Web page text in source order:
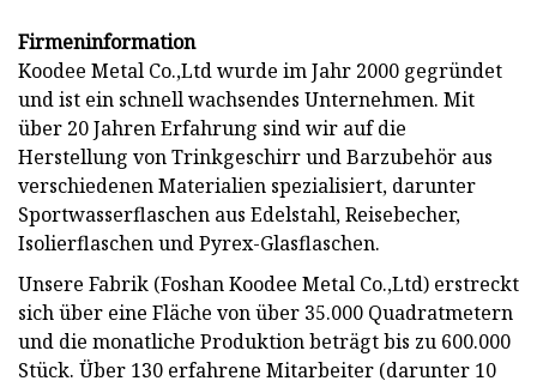
Firmeninformation
Koodee Metal Co.,Ltd wurde im Jahr 2000 gegründet
und ist ein schnell wachsendes Unternehmen. Mit
über 20 Jahren Erfahrung sind wir auf die
Herstellung von Trinkgeschirr und Barzubehör aus
verschiedenen Materialien spezialisiert, darunter
Sportwasserflaschen aus Edelstahl, Reisebecher,
Isolierflaschen und Pyrex-Glasflaschen.
Unsere Fabrik (Foshan Koodee Metal Co.,Ltd) erstreckt
sich über eine Fläche von über 35.000 Quadratmetern
und die monatliche Produktion beträgt bis zu 600.000
Stück. Über 130 erfahrene Mitarbeiter (darunter 10